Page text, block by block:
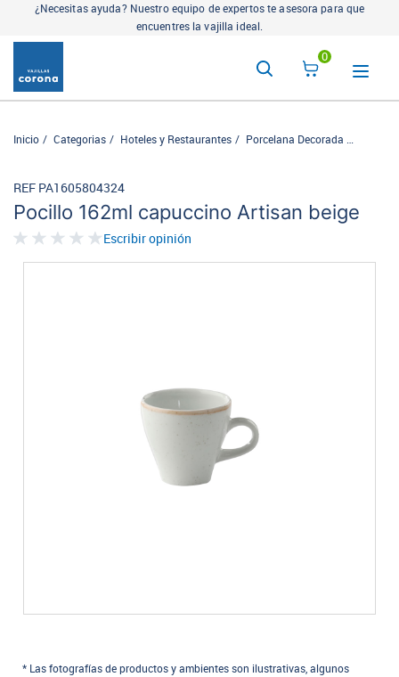
¿Necesitas ayuda? Nuestro equipo de expertos te asesora para que
encuentres la vajilla ideal.
0
Inicio Categorias Hoteles y Restaurantes Porcelana Decorada
Pocillo 162ml capuccino Artisan beige
REF PA1605804324
Escribir opinión
* Las fotografías de productos y ambientes son ilustrativas, algunos